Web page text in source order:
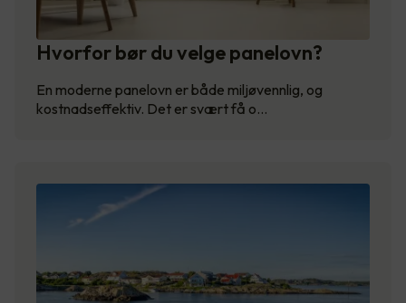
Hvorfor bør du velge panelovn?
En moderne panelovn er både miljøvennlig, og
kostnadseffektiv. Det er svært få o…